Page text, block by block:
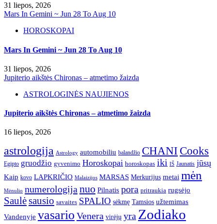
31 liepos, 2026
Mars In Gemini ~ Jun 28 To Aug 10
HOROSKOPAI
Mars In Gemini ~ Jun 28 To Aug 10
31 liepos, 2026
Jupiterio aikštės Chironas – atmetimo žaizda
ASTROLOGINĖS NAUJIENOS
Jupiterio aikštės Chironas – atmetimo žaizda
16 liepos, 2026
astrologija Astrology automobiliu balandžio CHANI Cooks
Egipto gruodžio gyvenimo Horoskopai horoskopas iki IŠ Jaunatis jūsų
Kaip kovo LAPKRIČIO Malaizijos MARSAS Merkurijus metai mėn
Mėnulio numerologijanuo Pilnatis pora pritraukia rugsėjo
Saulėsausio savaites SPALIO sėkmę Tamsios užtemimas
Vandenyje vasario Venera virėjų yra Zodiako